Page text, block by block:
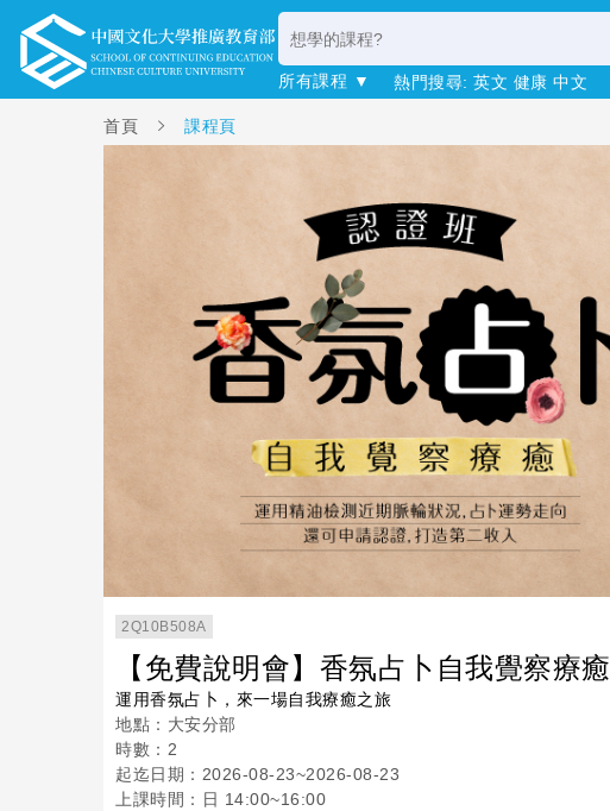
所有課程 ▼ 熱門搜尋: 英文 健康 中文
首頁 課程頁
2Q10B508A
【免費說明會】香氛占卜自我覺察療癒
運用香氛占卜，來一場自我療癒之旅
地點：大安分部
時數：2
起迄日期：2026-08-23~2026-08-23
上課時間：日 14:00~16:00